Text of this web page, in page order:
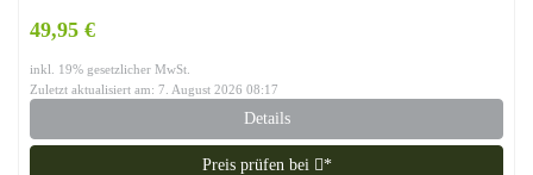
49,95 €
inkl. 19% gesetzlicher MwSt.
Zuletzt aktualisiert am: 7. August 2026 08:17
Details
Preis prüfen bei *